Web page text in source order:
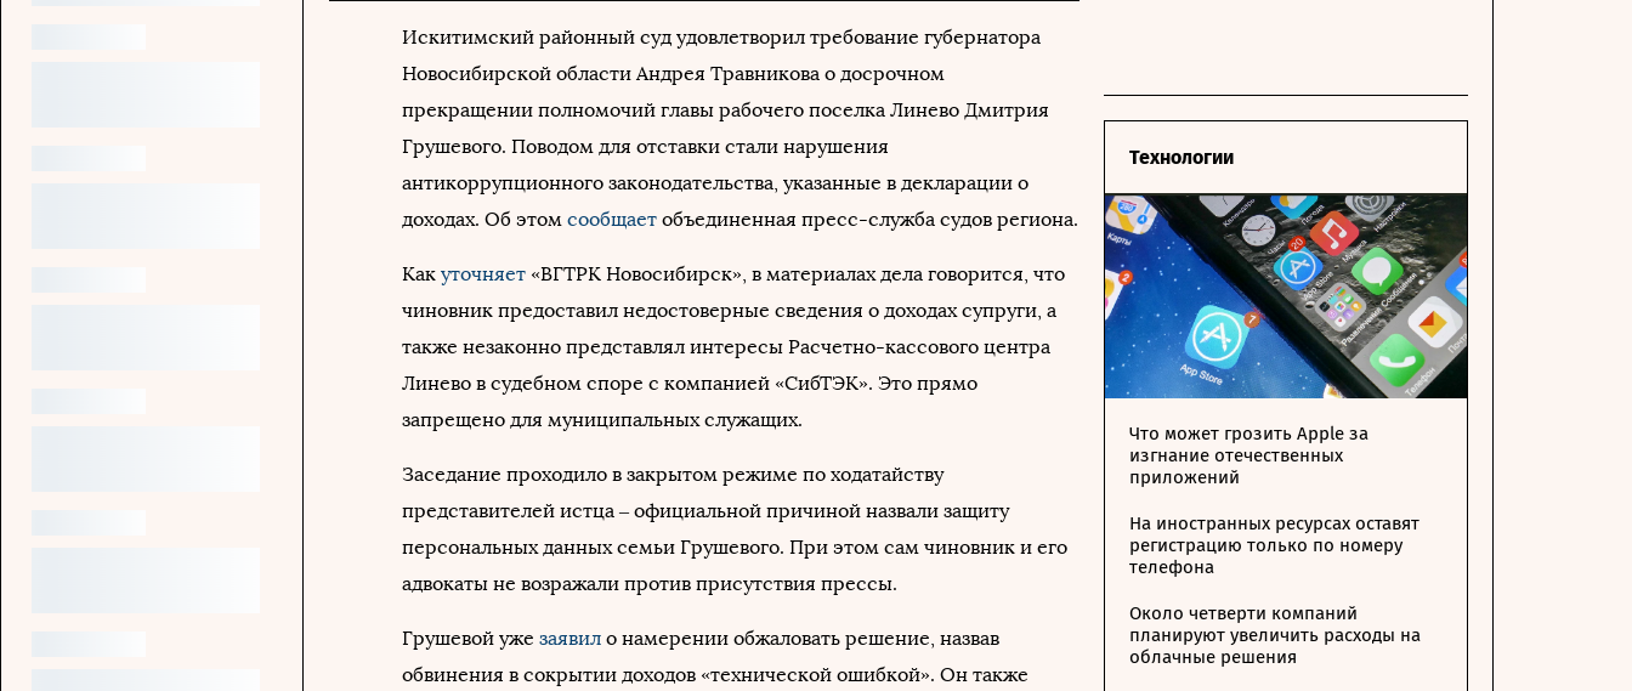
Искитимский районный суд удовлетворил требование губернатора
Новосибирской области Андрея Травникова о досрочном
прекращении полномочий главы рабочего поселка Линево Дмитрия
Грушевого. Поводом для отставки стали нарушения
антикоррупционного законодательства, указанные в декларации о
доходах. Об этом сообщает объединенная пресс-служба судов региона.
Как уточняет «ВГТРК Новосибирск», в материалах дела говорится, что
чиновник предоставил недостоверные сведения о доходах супруги, а
также незаконно представлял интересы Расчетно-кассового центра
Линево в судебном споре с компанией «СибТЭК». Это прямо
запрещено для муниципальных служащих.
Заседание проходило в закрытом режиме по ходатайству
представителей истца – официальной причиной назвали защиту
персональных данных семьи Грушевого. При этом сам чиновник и его
адвокаты не возражали против присутствия прессы.
Грушевой уже заявил о намерении обжаловать решение, назвав
обвинения в сокрытии доходов «технической ошибкой». Он также
Технологии
Что может грозить Apple за
изгнание отечественных
приложений
На иностранных ресурсах оставят
регистрацию только по номеру
телефона
Около четверти компаний
планируют увеличить расходы на
облачные решения